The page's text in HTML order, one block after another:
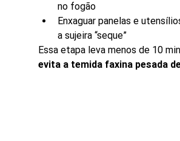
no fogão
Enxaguar panelas e
a sujeira “seque”
Essa etapa leva menos de 10
evita a temida faxina pesada